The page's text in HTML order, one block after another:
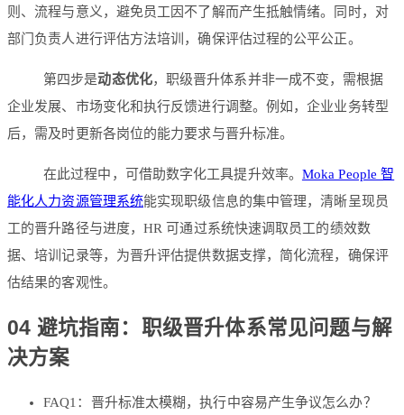
则、流程与意义，避免员工因不了解而产生抵触情绪。同时，对
部门负责人进行评估方法培训，确保评估过程的公平公正。
第四步是动态优化，职级晋升体系并非一成不变，需根据
企业发展、市场变化和执行反馈进行调整。例如，企业业务转型
后，需及时更新各岗位的能力要求与晋升标准。
在此过程中，可借助数字化工具提升效率。 Moka People 智
能化人力资源管理系统能实现职级信息的集中管理，清晰呈现员
工的晋升路径与进度，HR 可通过系统快速调取员工的绩效数
据、培训记录等，为晋升评估提供数据支撑，简化流程，确保评
估结果的客观性。
04 避坑指南：职级晋升体系常见问题与解
决方案
FAQ1：晋升标准太模糊，执行中容易产生争议怎么办？